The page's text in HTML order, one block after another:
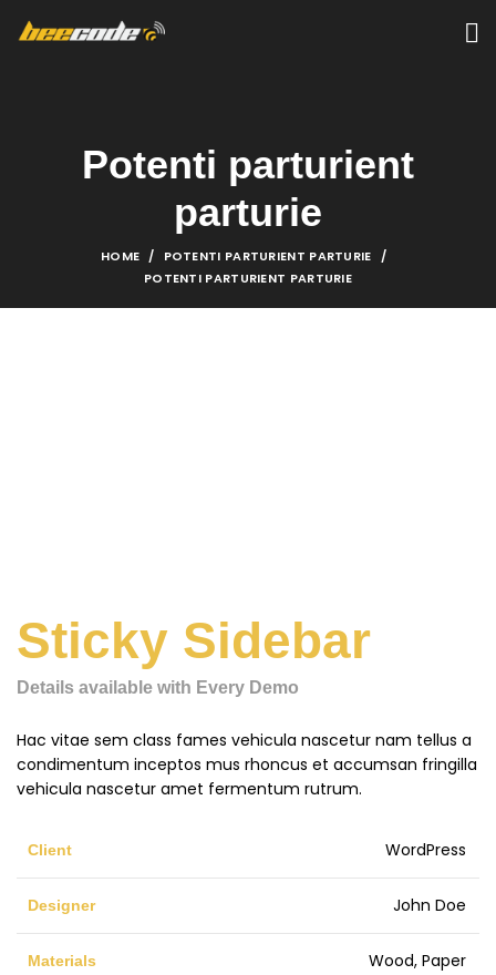
Potenti parturient
parturie
HOME
POTENTI PARTURIENT PARTURIE
POTENTI PARTURIENT PARTURIE
Sticky Sidebar
Details available with Every Demo
Hac vitae sem class fames vehicula nascetur nam tellus a
condimentum inceptos mus rhoncus et accumsan fringilla
vehicula nascetur amet fermentum rutrum.
Client WordPress
Designer John Doe
Materials Wood, Paper